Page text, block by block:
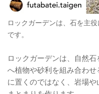
ロックガーデンは、石を主
です。
ロックガーデンは、自然
へ植物や砂利を組み合わ
に置くのではなく、岩場